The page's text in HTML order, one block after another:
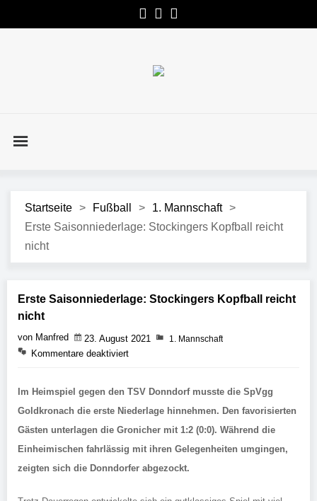
Startseite > Fußball > 1. Mannschaft >
Erste Saisonniederlage: Stockingers Kopfball reicht
nicht
Erste Saisonniederlage: Stockingers Kopfball reicht
nicht
von Manfred 23. August 2021 1. Mannschaft
Kommentare deaktiviert
Im Heimspiel gegen den TSV Donndorf musste die SpVgg
Goldkronach die erste Niederlage hinnehmen. Den favorisierten
Gästen unterlagen die Gronicher mit 1:2 (0:0). Während die
Einheimischen fahrlässig mit ihren Gelegenheiten umgingen,
zeigten sich die Donndorfer abgezockt.